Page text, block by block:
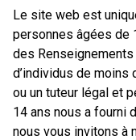
Le site web est
personnes âgées de
des
d’individus de moins
ou un tuteur légal et
14 ans nous a fourni
nous vous invitons à